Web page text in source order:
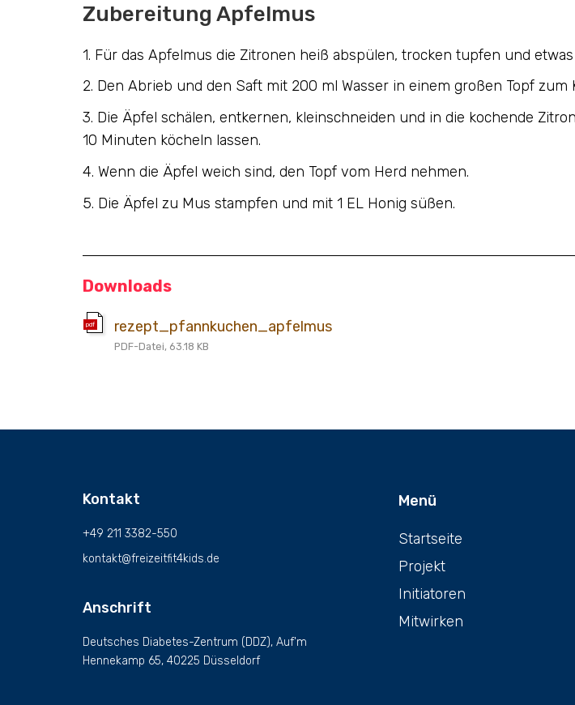
Zubereitung Apfelmus
1. Für das Apfelmus die Zitronen heiß abspülen, trocken tupfen und
2. Den Abrieb und den Saft mit 200 ml Wasser in einem großen Topf zum
3. Die Äpfel schälen, entkernen, kleinschneiden und in die kochende
10 Minuten köcheln lassen.
4. Wenn die Äpfel weich sind, den Topf vom Herd nehmen.
5. Die Äpfel zu Mus stampfen und mit 1 EL Honig süßen.
Downloads
pdf rezept_pfannkuchen_apfelmus
PDF-Datei, 63.18 KB
Kontakt
+49 211 3382-550
kontakt@freizeitfit4kids.de
Anschrift
Deutsches Diabetes-Zentrum (DDZ), Auf'm
Hennekamp 65, 40225 Düsseldorf
Menü
Startseite
Projekt
Initiatoren
Mitwirken